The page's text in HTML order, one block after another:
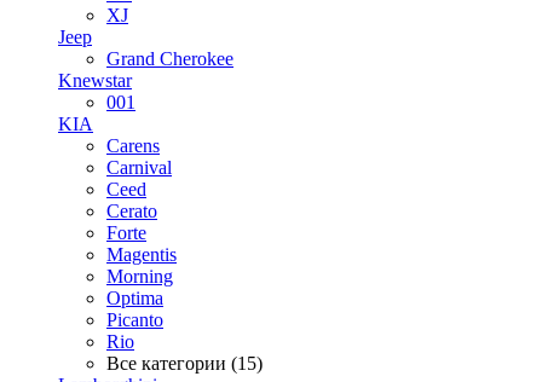
XJ
Jeep
Grand Cherokee
Knewstar
001
KIA
Carens
Carnival
Ceed
Cerato
Forte
Magentis
Morning
Optima
Picanto
Rio
Все категории (15)